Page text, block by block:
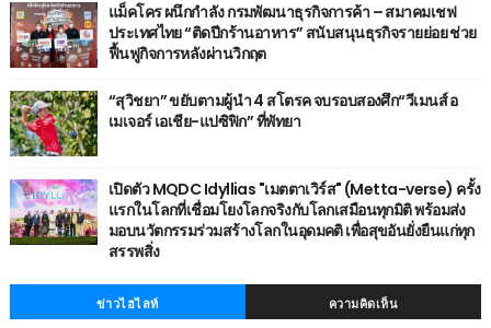
แม็คโคร ผนึกกำลัง กรมพัฒนาธุรกิจการค้า – สมาคมเชฟ
ประเทศไทย “ติดปีกร้านอาหาร” สนับสนุนธุรกิจรายย่อย ช่วย
ฟื้นฟูกิจการหลังผ่านวิกฤต
“สุวิชยา” ขยับตามผู้นำ 4 สโตรค จบรอบสองศึก“วีเมนส์ อ
เมเจอร์ เอเชีย-แปซิฟิก” ที่พัทยา
เปิดตัว MQDC Idyllias "เมตตาเวิร์ส" (Metta-verse) ครั้ง
แรกในโลกที่เชื่อมโยงโลกจริงกับโลกเสมือนทุกมิติ พร้อมส่ง
มอบนวัตกรรมร่วมสร้างโลกในอุดมคติ เพื่อสุขอันยั่งยืนแก่ทุก
สรรพสิ่ง
ข่าวไฮไลท์ ความคิดเห็น